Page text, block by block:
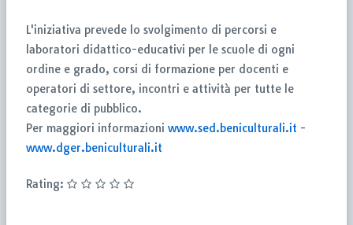
L'iniziativa prevede lo svolgimento di percorsi e
laboratori didattico-educativi per le scuole di ogni
ordine e grado, corsi di formazione per docenti e
operatori di settore, incontri e attività per tutte le
categorie di pubblico.
Per maggiori informazioni www.sed.beniculturali.it -
www.dger.beniculturali.it
Rating: